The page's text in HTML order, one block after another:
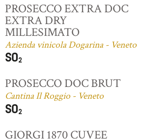
PROSECCO EXTRA DOC
EXTRA DRY
MILLESIMATO
Azienda vinicola Dogarina - Veneto
PROSECCO DOC BRUT
Cantina Il Roggio - Veneto
GIORGI 1870 CUVEE